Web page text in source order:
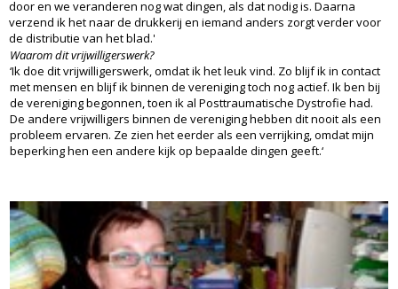
door en we veranderen nog wat dingen, als dat nodig is. Daarna
verzend ik het naar de drukkerij en iemand anders zorgt verder voor
de distributie van het blad.'
Waarom dit vrijwilligerswerk?
‘Ik doe dit vrijwilligerswerk, omdat ik het leuk vind. Zo blijf ik in contact
met mensen en blijf ik binnen de vereniging toch nog actief. Ik ben bij
de vereniging begonnen, toen ik al Posttraumatische Dystrofie had.
De andere vrijwilligers binnen de vereniging hebben dit nooit als een
probleem ervaren. Ze zien het eerder als een verrijking, omdat mijn
beperking hen een andere kijk op bepaalde dingen geeft.‘